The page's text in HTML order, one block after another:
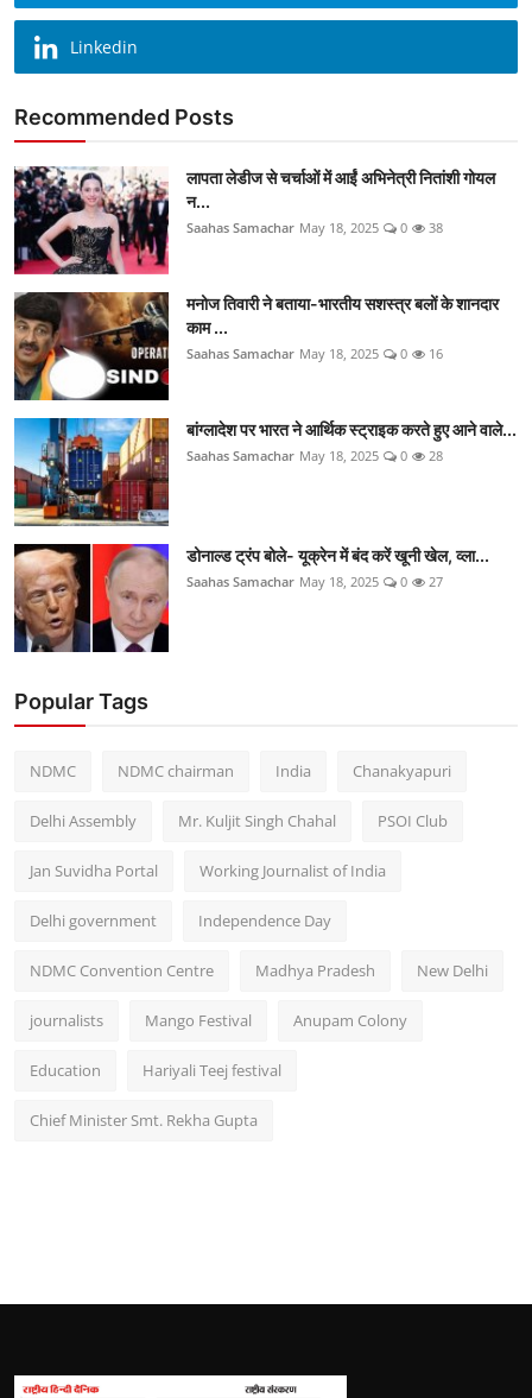
Linkedin
Recommended Posts
लापता लेडीज से चर्चाओं में आईं अभिनेत्री नितांशी गोयल
न...
Saahas Samachar May 18, 2025 0 38
मनोज तिवारी ने बताया-भारतीय सशस्त्र बलों के शानदार
काम ...
Saahas Samachar May 18, 2025 0 16
बांग्लादेश पर भारत ने आर्थिक स्ट्राइक करते हुए आने वाले...
Saahas Samachar May 18, 2025 0 28
डोनाल्ड ट्रंप बोले- यूक्रेन में बंद करें खूनी खेल, व्ला...
Saahas Samachar May 18, 2025 0 27
Popular Tags
NDMC NDMC chairman India Chanakyapuri
Delhi Assembly Mr. Kuljit Singh Chahal PSOI Club
Jan Suvidha Portal Working Journalist of India
Delhi government Independence Day
NDMC Convention Centre Madhya Pradesh New Delhi
journalists Mango Festival Anupam Colony
Education Hariyali Teej festival
Chief Minister Smt. Rekha Gupta